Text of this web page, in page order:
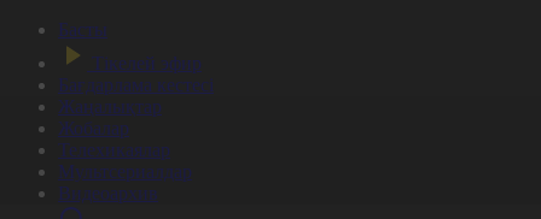
Басты
Тікелей эфир
Бағдарлама кестесі
Жаңалықтар
Жобалар
Телехикаялар
Мультсериалдар
Видеоархив